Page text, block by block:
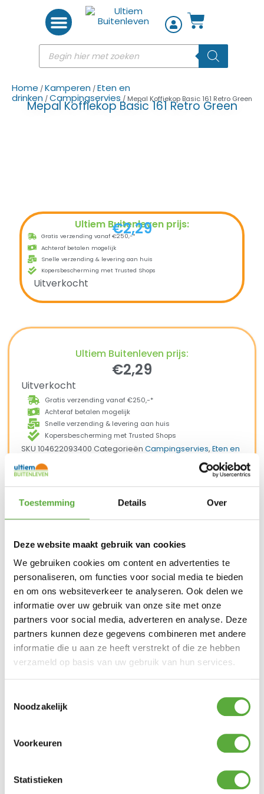
Toestemming Details Over
Deze website maakt gebruik van cookies
We gebruiken cookies om content en advertenties te
personaliseren, om functies voor social media te bieden
en om ons websiteverkeer te analyseren. Ook delen we
informatie over uw gebruik van onze site met onze
partners voor social media, adverteren en analyse. Deze
partners kunnen deze gegevens combineren met andere
informatie die u aan ze heeft verstrekt of die ze hebben
verzameld op basis van uw gebruik van hun services.
Noodzakelijk
Voorkeuren
Statistieken
Home /Kamperen /Eten en
drinken /Campingservies / Mepal Koffiekop Basic 161 Retro Green
Mepal Koffiekop Basic 161 Retro Green
Ultiem Buitenleven prijs:
€2,29
Gratis verzending vanaf €250,-*
Achteraf betalen mogelijk
Snelle verzending & levering aan huis
Kopersbescherming met Trusted Shops
Uitverkocht
Ultiem Buitenleven prijs:
€2,29
Uitverkocht
Gratis verzending vanaf €250,-*
Achteraf betalen mogelijk
Snelle verzending & levering aan huis
Kopersbescherming met Trusted Shops
SKU104622093400Categorieën Campingservies,Eten en
Productkleur
Gratis verzending vanaf €250,-*
Kopersbescherming met Trusted Shops
GERELATEERDE PRODUCTEN
123 Products Wasborstel WDL Bileve PBT 3×140 cm
€64,99